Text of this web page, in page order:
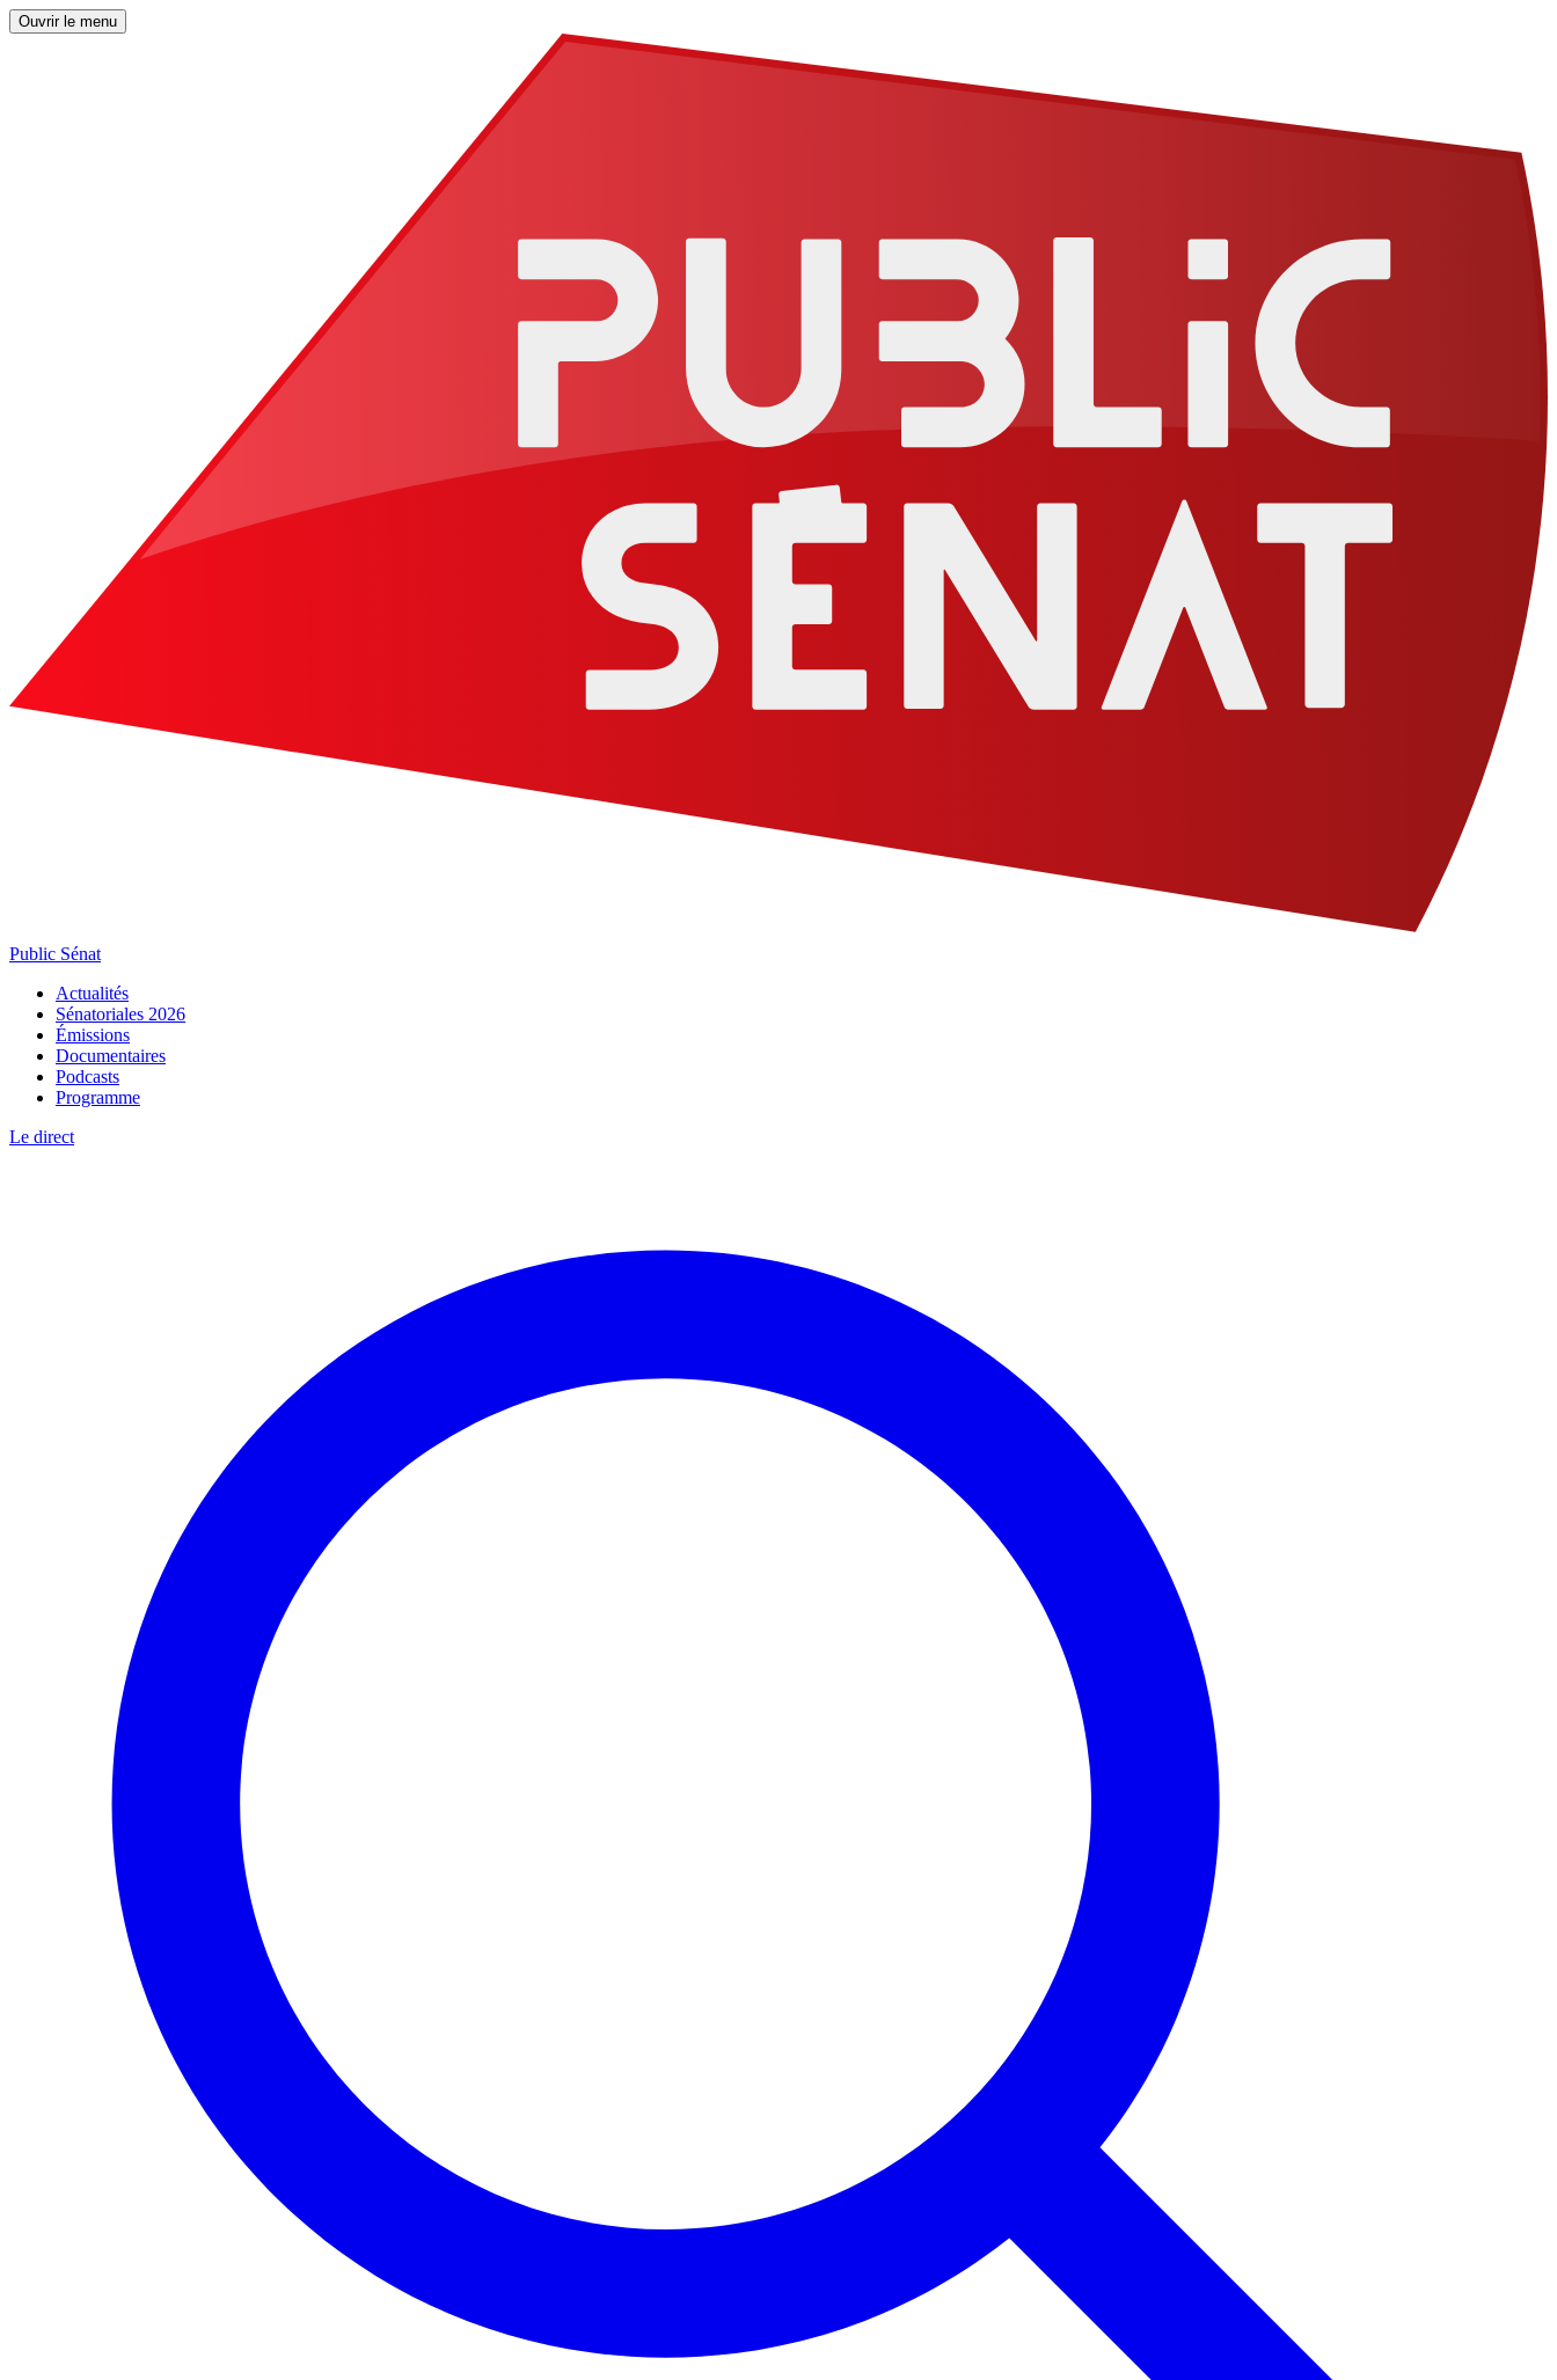
Ouvrir le menu
Public Sénat
Actualités
Sénatoriales 2026
Émissions
Documentaires
Podcasts
Programme
Le direct